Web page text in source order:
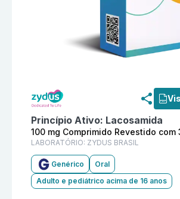
Princípio Ativo: Lacosamida
100 mg Comprimido Revestido com
LABORATÓRIO: ZYDUS BRASIL
Genérico
Oral
Adulto e pediátrico acima de 16 anos